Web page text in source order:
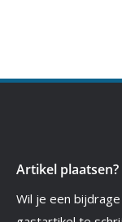
Artikel plaatsen?
Wil je een